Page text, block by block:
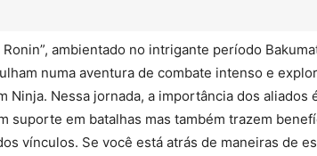
Ronin”, ambientado no intrigante período
numa aventura de combate intenso e
Ninja. Nessa jornada, a importância dos aliados
suporte em batalhas mas também trazem
vínculos. Se você está atrás de maneiras de